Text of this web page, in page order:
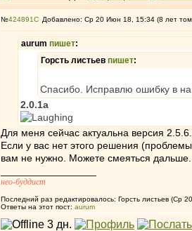
№424891 Добавлено: Ср 20 Июн 18, 15:34 (8 лет
aurum пишет:
Горсть листьев пишет:
Спасибо. Исправлю ошибку в
2.0.1a
Для меня сейчас актуальна версия
Если у вас нет этого решения
вам не нужно. Можете смеяться
нео-буддист
Последний раз редактировалось: Горсть листьев (Ср
Ответы на этот пост: aurum